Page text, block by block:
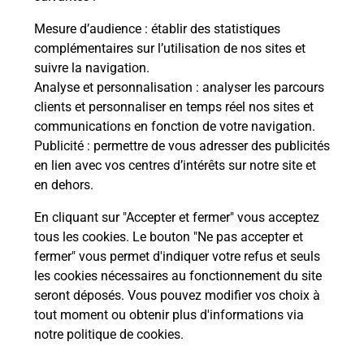
Mesure d’audience : établir des statistiques
complémentaires sur l’utilisation de nos sites et
suivre la navigation.
Analyse et personnalisation : analyser les parcours
clients et personnaliser en temps réel nos sites et
communications en fonction de votre navigation.
Publicité : permettre de vous adresser des publicités
en lien avec vos centres d’intérêts sur notre site et
en dehors.
En cliquant sur "Accepter et fermer" vous acceptez
tous les cookies. Le bouton "Ne pas accepter et
fermer" vous permet d'indiquer votre refus et seuls
les cookies nécessaires au fonctionnement du site
seront déposés. Vous pouvez modifier vos choix à
tout moment ou obtenir plus d'informations via
notre politique de cookies.
Questions fréquemment posées
Comment retourner un colis acheté
en ligne depuis votre boîte aux lettres
?
Comment envoyer un colis ou faire un
retour chez un e-commerçant sans se
déplacer ?
Envoyer un petit colis au meilleur
prix ?